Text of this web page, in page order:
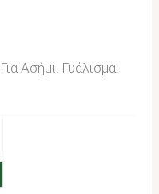
Ασήμι. Γυάλισμα